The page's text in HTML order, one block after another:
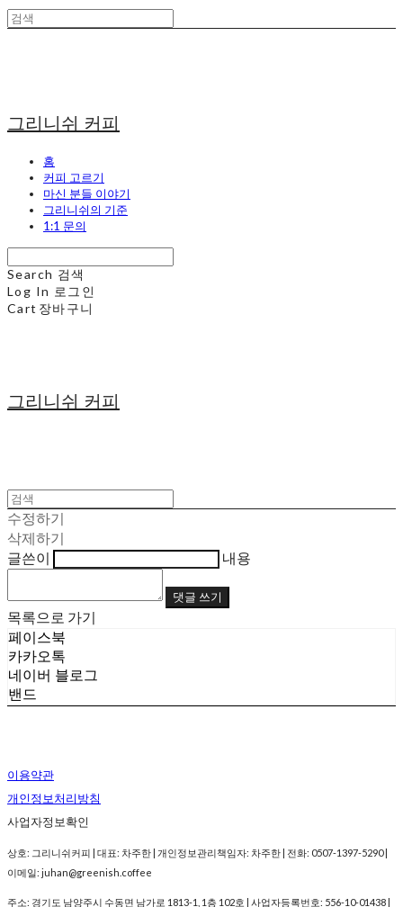
그리니쉬 커피
홈
커피 고르기
마신 분들 이야기
그리니쉬의 기준
1:1 문의
Search 검색
Log In 로그인
Cart 장바구니
그리니쉬 커피
수정하기
삭제하기
글쓴이
내용
댓글 쓰기
목록으로 가기
페이스북
카카오톡
네이버 블로그
밴드
이용약관
개인정보처리방침
사업자정보확인
상호: 그리니쉬커피 | 대표: 차주한 | 개인정보관리책임자: 차주한 | 전화: 0507-1397-5290 |
이메일: juhan@greenish.coffee
주소: 경기도 남양주시 수동면 남가로 1813-1, 1층 102호 | 사업자등록번호: 556-10-01438 |